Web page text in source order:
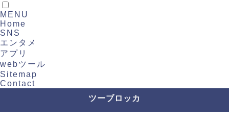
MENU
Home
SNS
エンタメ
アプリ
webツール
Sitemap
Contact
ツーブロッカ